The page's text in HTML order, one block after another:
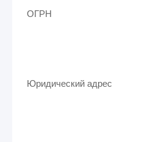
ОГРН
Юридический адрес